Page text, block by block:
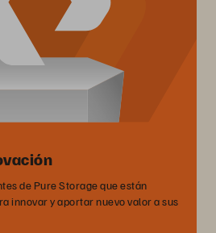
de Pure Storage que están
innovar y aportar nuevo valor a sus